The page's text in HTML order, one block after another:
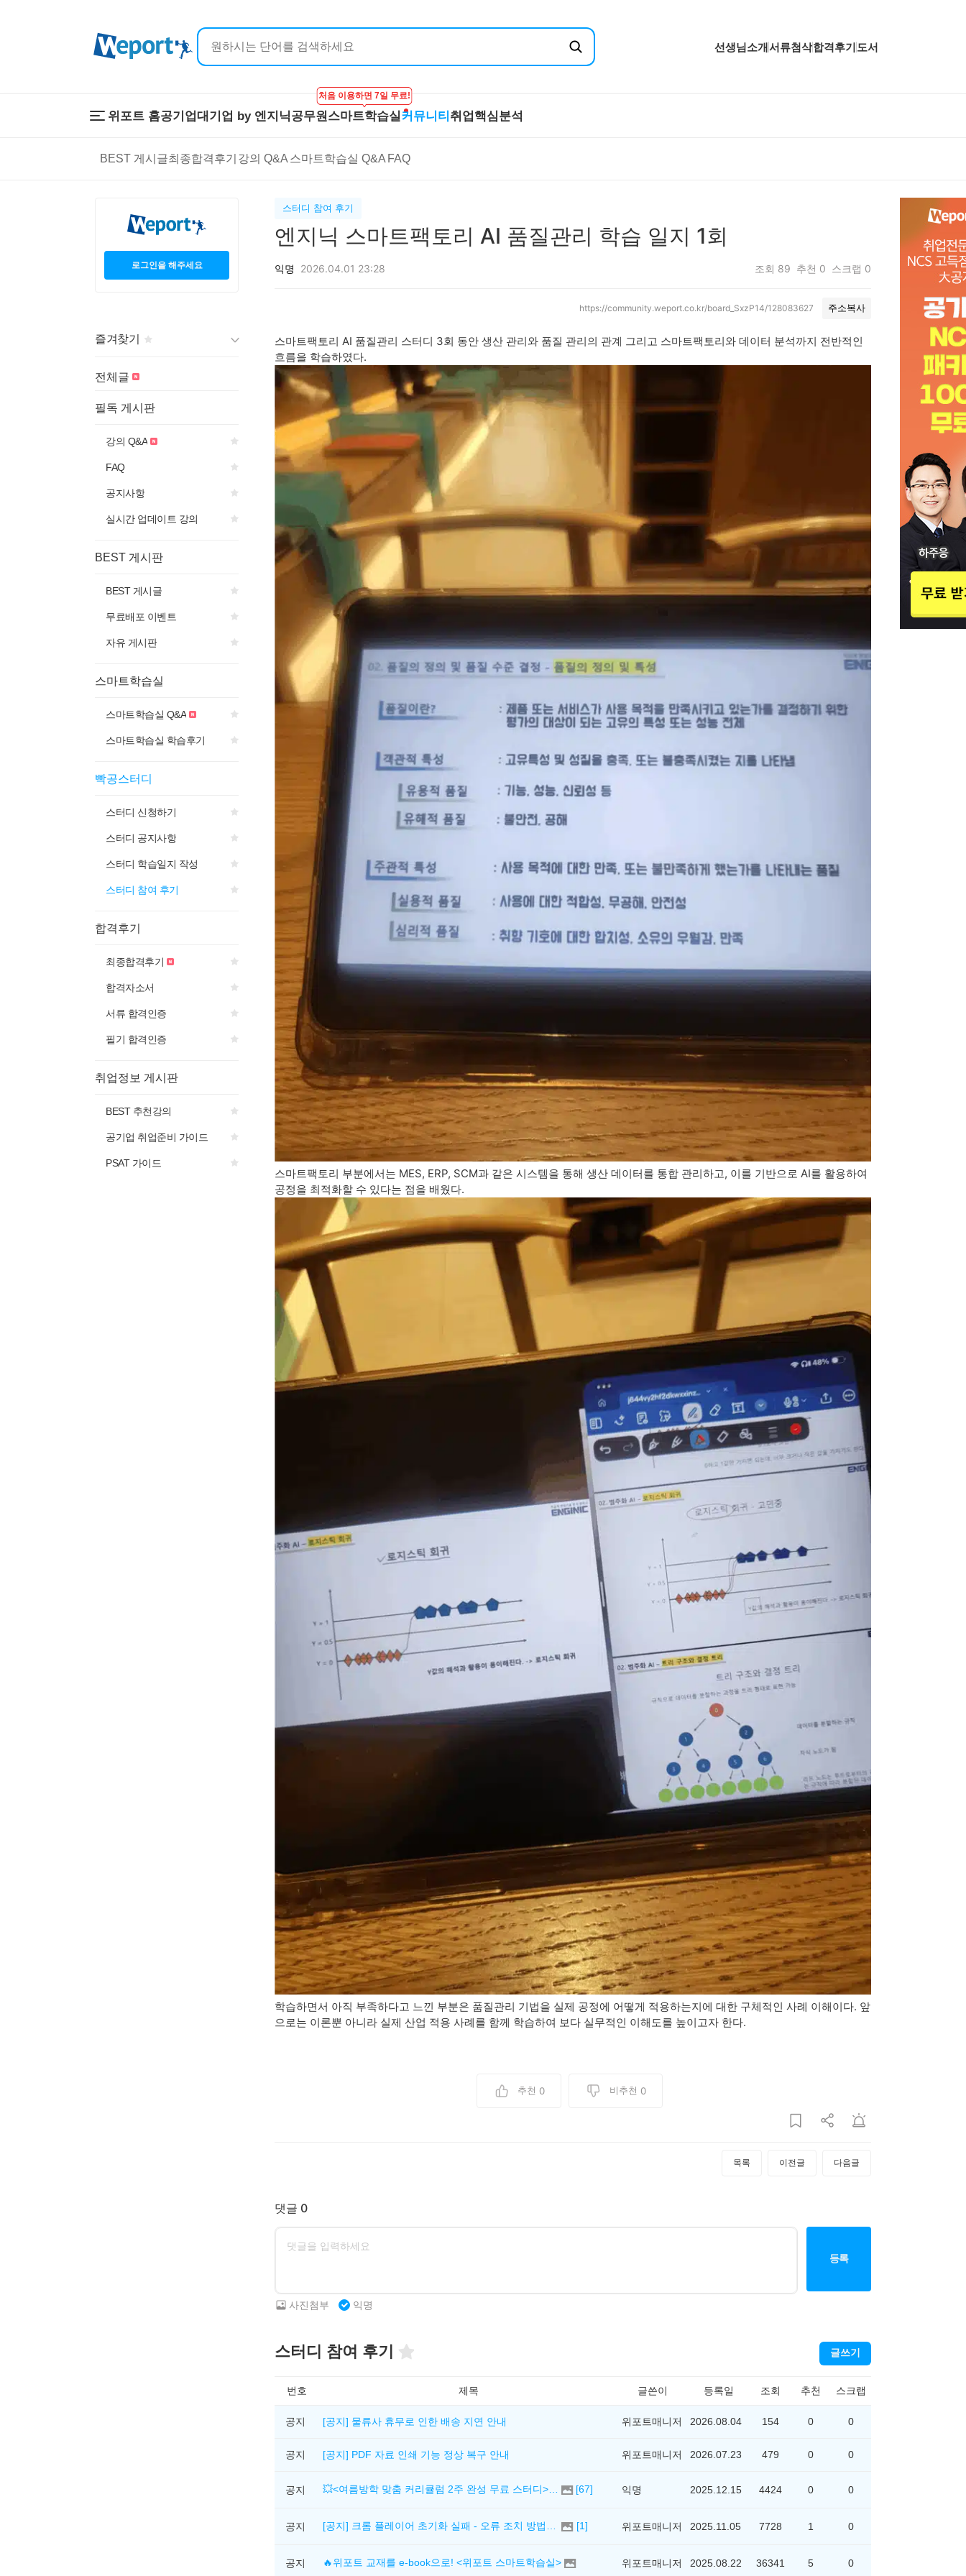
선생님소개서류첨삭합격후기 도서
위포트 홈공기업대기업 by 엔지닉공무원
처음 이용하면 7일 무료!
스마트학습실 커뮤니티
BEST 게시글최종합격후기 강의 Q&A 스마트학습실 Q&A FAQ
취업핵심분석
온라인 강의
이공계 강의
학원 강의
1:1 컨설팅
온라인 강의
스마트학습실 Q&A
FAQ
직무핵심분석
합격자소서 핵심분석
로그인을 해주세요
즐겨찾기
게시판 제목의
전체글
필독 게시판
강의 Q&A
FAQ
공지사항
실시간 업데이트 강의
BEST 게시판
BEST 게시글
무료배포 이벤트
자유 게시판
스마트학습실
스마트학습실 Q&A
스마트학습실 학습후기
빡공스터디
스터디 신청하기
스터디 공지사항
스터디 학습일지 작성
스터디 참여 후기
합격후기
최종합격후기
합격자소서
서류 합격인증
필기 합격인증
취업정보 게시판
BEST 추천강의
공기업 취업준비 가이드
PSAT 가이드
스터디 참여 후기
엔지닉 스마트팩토리 AI 품질관리 학습 일지 1회
익명 2026.04.01 23:28 조회 89 추천 0 스크랩 0
https://community.weport.co.kr/board_SxzP14/128083627 주소복사
스마트팩토리 AI 품질관리 스터디 3회 동안 생산 관리와 품질 관리의 관계 그리고 스마트팩토리와 데이터 분석까지 전반적인
흐름을 학습하였다.
스마트팩토리 부분에서는 MES, ERP, SCM과 같은 시스템을 통해 생산 데이터를 통합 관리하고, 이를 기반으로 AI를 활용하여
공정을 최적화할 수 있다는 점을 배웠다.
학습하면서 아직 부족하다고 느낀 부분은 품질관리 기법을 실제 공정에 어떻게 적용하는지에 대한 구체적인 사례 이해이다. 앞
으로는 이론뿐 아니라 실제 산업 적용 사례를 함께 학습하여 보다 실무적인 이해도를 높이고자 한다.
추천 0 비추천 0
목록 이전글 다음글
댓글 0
등록
사진첨부 익명
스터디 참여 후기 글쓰기
번호 제목 글쓴이 등록일 조회 추천 스크랩
공지 [공지] 물류사 휴무로 인한 배송 지연 안내 위포트매니저 2026.08.04 154 0 0
공지 [공지] PDF 자료 인쇄 기능 정상 복구 안내 위포트매니저 2026.07.23 479 0 0
공지 [67] 익명 2025.12.15 4424 0 0
공지 [1] 위포트매니저 2025.11.05 7728 1 0
공지 🔥위포트 교재를 e-book으로! <위포트 스마트학습실> 위포트매니저 2025.08.22 36341 5 0